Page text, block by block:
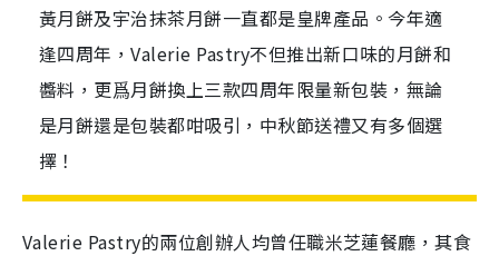
黃月餅及宇治抹茶月餅一直都是皇牌產品。今年適
逢四周年，Valerie Pastry不但推出新口味的月餅和
醬料，更爲月餅換上三款四周年限量新包裝，無論
是月餅還是包裝都咁吸引，中秋節送禮又有多個選
擇！
Valerie Pastry的兩位創辦人均曾任職米芝蓮餐廳，其食